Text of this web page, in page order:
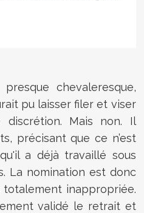
chevaleresque,
pu laisser filer et viser
Mais non. Il
précisant que ce n’est
a déjà travaillé sous
La nomination est donc
inappropriée.
validé le retrait et